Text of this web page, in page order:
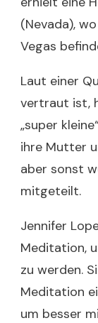
(Nevada),
Vegas
Laut einer
vertraut ist,
„super
ihre Mutter
aber sonst
mitgeteilt.
Jennifer
Meditation,
zu werden.
Meditation
um besser